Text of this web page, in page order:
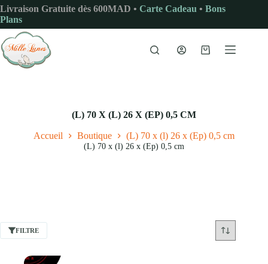
Passer
au
contenu
Livraison Gratuite dès 600MAD • Carte Cadeau • Bons
Plans
Panier
(L) 70 X (L) 26 X (EP) 0,5 CM
Accueil Boutique (L) 70 x (l) 26 x (Ep) 0,5 cm
(L) 70 x (l) 26 x (Ep) 0,5 cm
FILTRE